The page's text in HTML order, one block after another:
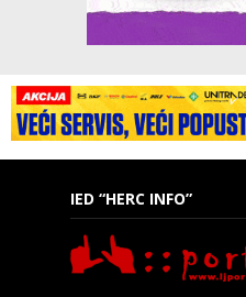
IED “HERC INFO”